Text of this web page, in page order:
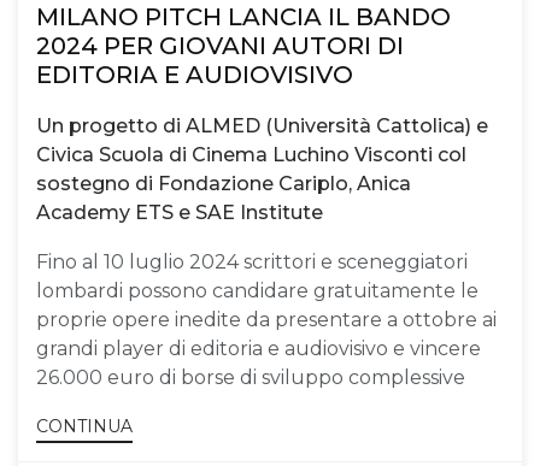
MILANO PITCH LANCIA IL BANDO
2024 PER GIOVANI AUTORI DI
EDITORIA E AUDIOVISIVO
Un progetto di ALMED (Università Cattolica) e
Civica Scuola di Cinema Luchino Visconti col
sostegno di Fondazione Cariplo, Anica
Academy ETS e SAE Institute
Fino al 10 luglio 2024 scrittori e sceneggiatori
lombardi possono candidare gratuitamente le
proprie opere inedite da presentare a ottobre ai
grandi player di editoria e audiovisivo e vincere
26.000 euro di borse di sviluppo complessive
CONTINUA